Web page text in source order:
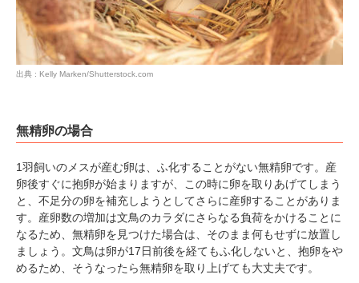
出典 : Kelly Marken/Shutterstock.com
無精卵の場合
1羽飼いのメスが産む卵は、ふ化することがない無精卵です。産
卵後すぐに抱卵が始まりますが、この時に卵を取りあげてしまう
と、不足分の卵を補充しようとしてさらに産卵することがありま
す。産卵数の増加は文鳥のカラダにさらなる負荷をかけることに
なるため、無精卵を見つけた場合は、そのまま何もせずに放置し
ましょう。文鳥は卵が17日前後を経てもふ化しないと、抱卵をや
めるため、そうなったら無精卵を取り上げても大丈夫です。